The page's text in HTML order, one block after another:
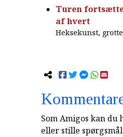
Turen
af hvert
Heksekunst,
Som Amigos kan
eller stille spørgsmål